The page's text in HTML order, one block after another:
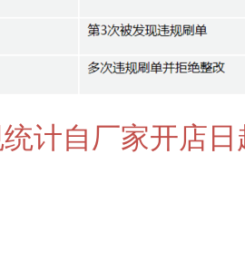
计自厂家开店